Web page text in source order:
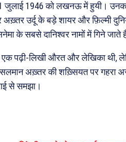
जुलाई 1946 को लखनऊ में हुयी।
उर्दू के बड़े शायर और फ़िल्मी
के सबसे दानिश्वर नामों में गिने जाते
एक पढ़ी-लिखी औरत और लेखिका थी,
अख़्तर की शख़्सियत पर गहरा
से समझा।